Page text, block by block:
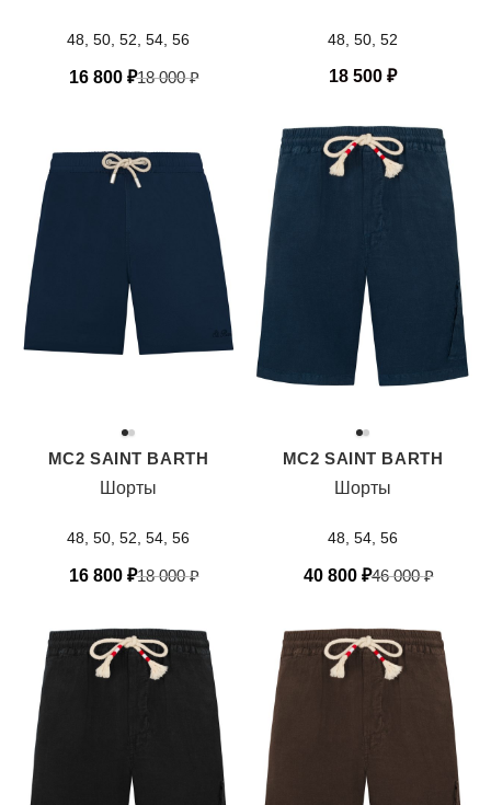
48, 50, 52, 54, 56
18 000₽
16 800 ₽
48, 50, 52
18 500 ₽
MC2 SAINT BARTH
Шорты
48, 50, 52, 54, 56
18 000₽
16 800 ₽
MC2 SAINT BARTH
Шорты
48, 54, 56
40 800 ₽46 000₽